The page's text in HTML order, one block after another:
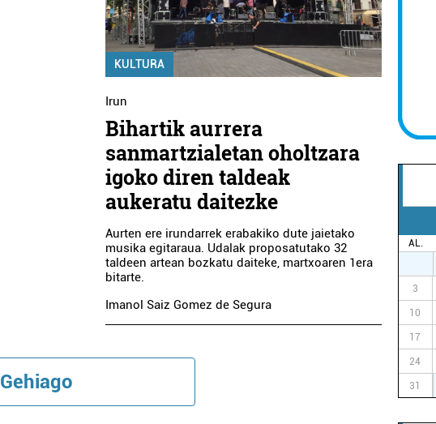
KULTURA
Irun
Bihartik aurrera
sanmartzialetan oholtzara
igoko diren taldeak
aukeratu daitezke
Aurten ere irundarrek erabakiko dute jaietako
musika egitaraua. Udalak proposatutako 32
taldeen artean bozkatu daiteke, martxoaren 1era
bitarte.
Imanol Saiz Gomez de Segura
Gehiago
AL.
3
10
17
24
31